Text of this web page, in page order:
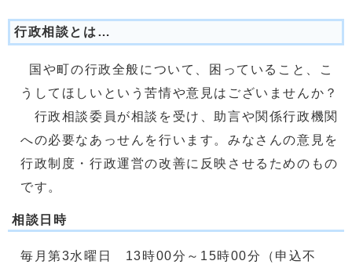
行政相談とは…
国や町の行政全般について、困っていること、こ
うしてほしいという苦情や意見はございませんか？
行政相談委員が相談を受け、助言や関係行政機関
への必要なあっせんを行います。みなさんの意見を
行政制度・行政運営の改善に反映させるためのもの
です。
相談日時
毎月第3水曜日 13時00分～15時00分（申込不